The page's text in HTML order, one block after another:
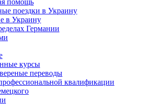
помощь
поездки в Украину
в Украину
Германии
курсы
переводы
квалификации